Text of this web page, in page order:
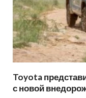
Toyota
с новой